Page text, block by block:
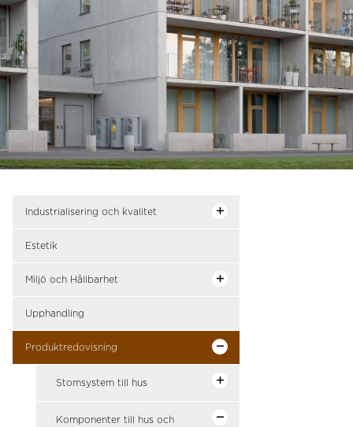
Industrialisering och kvalitet
Estetik
Miljö och Hållbarhet
Upphandling
Produktredovisning
Stomsystem till hus
Komponenter till hus och